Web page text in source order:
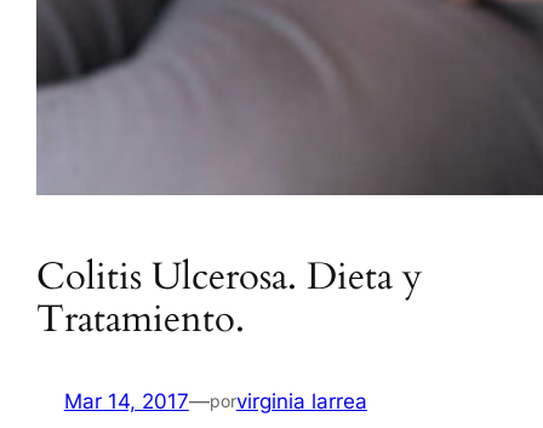
Colitis Ulcerosa. Dieta y
Tratamiento.
Mar 14, 2017—porvirginia larrea